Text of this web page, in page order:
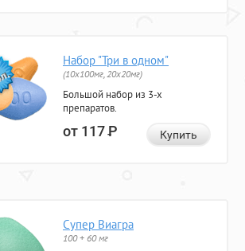
Набор "Три в одном"
(10x100мг, 20x20мг)
Большой набор из 3-х
препаратов.
от 117Р Купить
Супер Виагра
100 + 60 мг